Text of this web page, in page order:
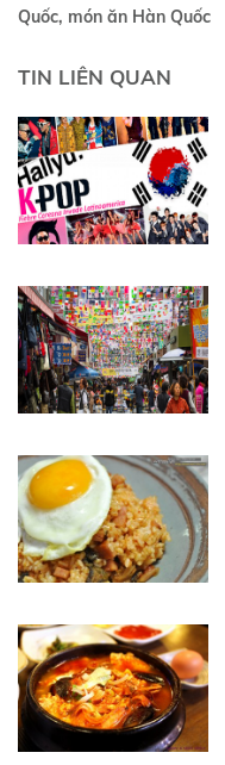
Quốc, món ăn Hàn Quốc
TIN LIÊN QUAN